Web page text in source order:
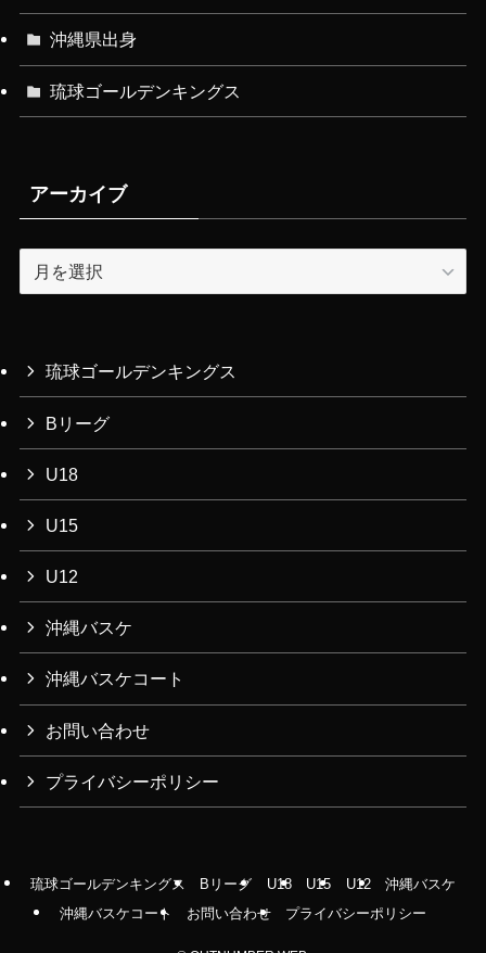
沖縄県出身
琉球ゴールデンキングス
アーカイブ
ー
ブ
琉球ゴールデンキングス
Bリーグ
U18
U15
U12
沖縄バスケ
沖縄バスケコート
お問い合わせ
プライバシーポリシー
琉球ゴールデンキングス Bリーグ U18 U15 U12
沖縄バスケ
沖縄バスケコート
お問い合わせ プライバシーポリシー